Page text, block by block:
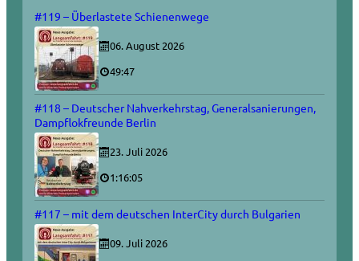
#119 – Überlastete Schienenwege
06. August 2026
49:47
#118 – Deutscher Nahverkehrstag, Generalsanierungen,
Dampflokfreunde Berlin
23. Juli 2026
1:16:05
#117 – mit dem deutschen InterCity durch Bulgarien
09. Juli 2026